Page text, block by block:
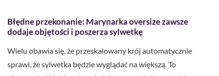
Błędne przekonanie: Marynarka oversize zawsze
dodaje objętości i poszerza sylwetkę
Wielu obawia się, że przeskalowany krój automatycznie
sprawi, że sylwetka będzie wyglądać na większą. To